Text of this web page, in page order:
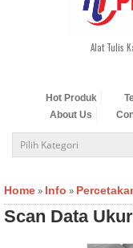
Alat Tulis
Hot Produk
About Us
Home » Info »
Scan Data